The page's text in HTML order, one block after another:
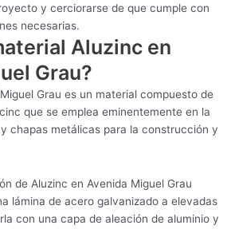
y cerciorarse de que cumple con
necesarias.
Aluzinc en
Grau?
Grau es un material compuesto de
que se emplea eminentemente en la
chapas metálicas para la construcción y
de Aluzinc en Avenida Miguel Grau
lámina de acero galvanizado a elevadas
con una capa de aleación de aluminio y